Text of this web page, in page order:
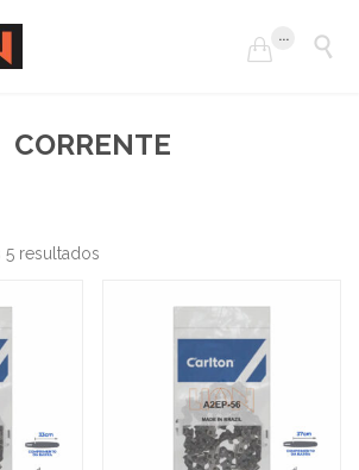

... 
CORRENTE
resultados